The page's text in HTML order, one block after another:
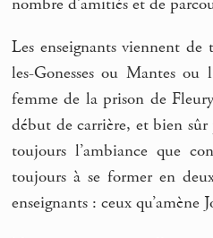
nombre d’amitiés et de
Les enseignants viennent de
les-Gonesses ou Mantes ou
femme de la prison de
début de carrière, et bien sûr
toujours l’ambiance que
toujours à se former en
enseignants : ceux